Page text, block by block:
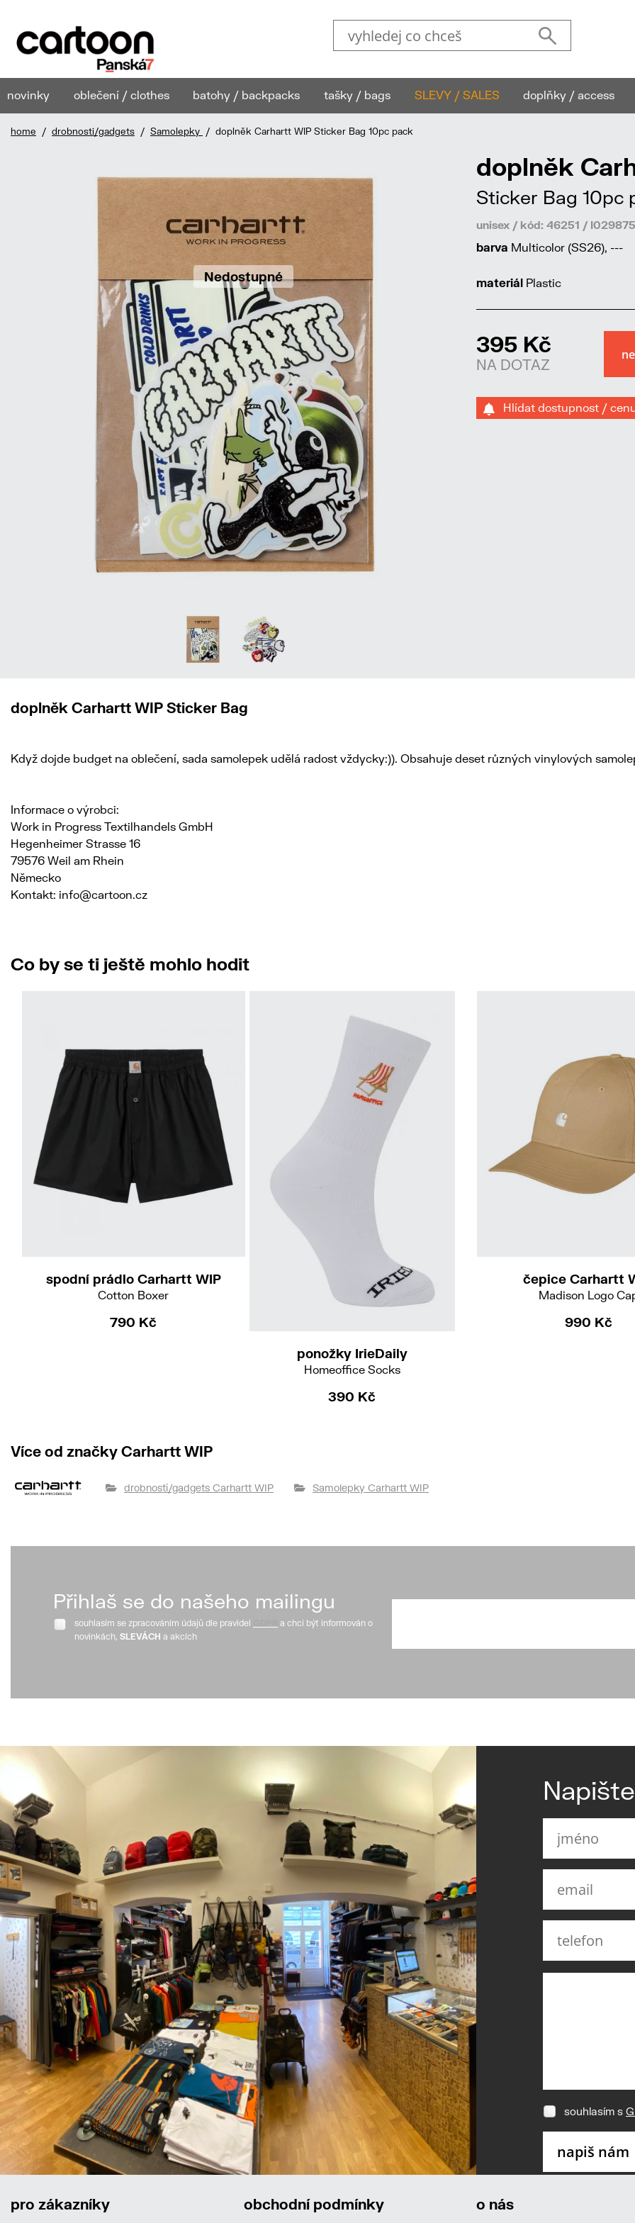
novinky oblečení / clothes batohy / backpacks tašky / bags SLEVY / SALES doplňky / access
home / drobnosti/gadgets / Samolepky / doplněk Carhartt WIP Sticker Bag 10pc pack
Nedostupné
doplněk
Sticker Bag 10pc
unisex / kód: 46251 /
barva Multicolor (SS26), ---
materiál Plastic
395 Kč
NA DOTAZ
Hlídat dostupnost /
doplněk Carhartt WIP Sticker Bag
Když dojde budget na oblečení, sada samolepek udělá radost vždycky:)). Obsahuje deset různých vinylových
Informace o výrobci:
Work in Progress Textilhandels GmbH
Hegenheimer Strasse 16
79576 Weil am Rhein
Německo
Kontakt: info@cartoon.cz
Co by se ti ještě mohlo hodit
spodní prádlo Carhartt WIP
Cotton Boxer
790 Kč
ponožky IrieDaily
Homeoffice Socks
390 Kč
čepice Carhartt
Madison Logo
990 Kč
Více od značky Carhartt WIP
drobnosti/gadgets Carhartt WIP Samolepky Carhartt WIP
Přihlaš se do našeho mailingu
souhlasím se zpracováním údajů dle pravidel
a chci být informován o
novinkách, SLEVÁCH a akcích
souhlasím s
pro zákazníky obchodní podmínky o nás